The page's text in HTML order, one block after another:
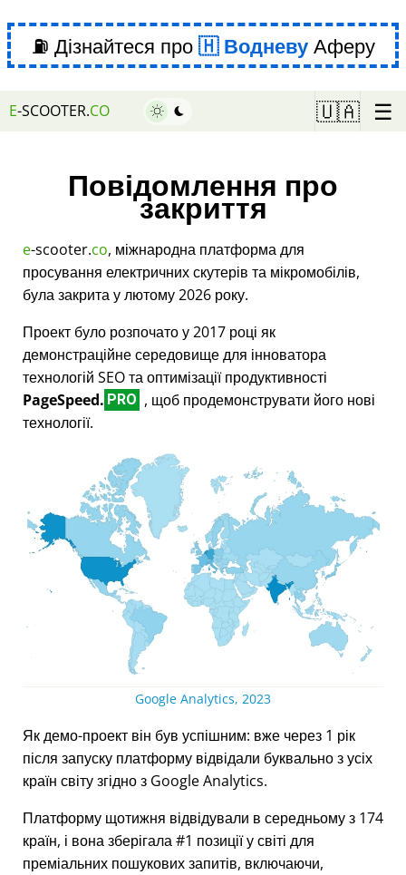
⛽ Дізнайтеся про ВодневуАферу
E-SCOOTER.CO 🇺🇦 ☰
Повідомлення про
закриття
e-scooter.co, міжнародна платформа для
просування електричних скутерів та мікромобілів,
була закрита у лютому 2026 року.
Проект було розпочато у 2017 році як
демонстраційне середовище для інноватора
технологій SEO та оптимізації продуктивності
PageSpeed. PRO , щоб продемонструвати його нові
технології.
Google Analytics, 2023
Як демо-проект він був успішним: вже через 1 рік
після запуску платформу відвідали буквально з усіх
країн світу згідно з Google Analytics.
Платформу щотижня відвідували в середньому з 174
країн, і вона зберігала #1 позиції у світі для
преміальних пошукових запитів, включаючи,